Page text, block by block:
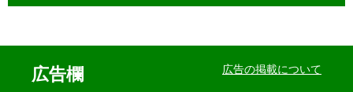
広告欄 広告の掲載について